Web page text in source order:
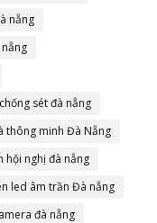
nẵng
sét đà nẵng
thông minh Đà Nẵng
hội nghị đà nẵng
led âm trần Đà nẵng
đà nẵng